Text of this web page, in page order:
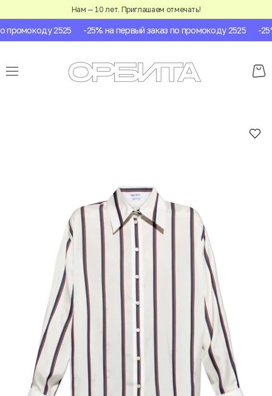
Нам — 10 лет. Приглашаем отмечать!
2525 -25% на первый заказ по промокоду 2525 -